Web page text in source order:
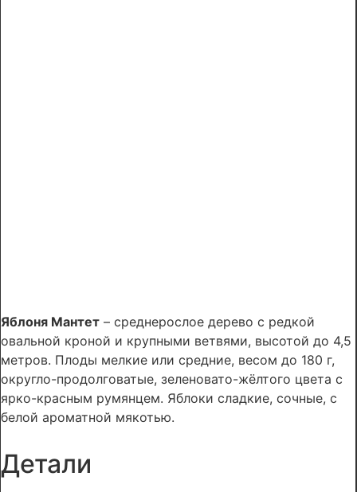
Яблоня Мантет – среднерослое дерево с редкой
овальной кроной и крупными ветвями, высотой до 4,5
метров. Плоды мелкие или средние, весом до 180 г,
округло-продолговатые, зеленовато-жёлтого цвета с
ярко-красным румянцем. Яблоки сладкие, сочные, с
белой ароматной мякотью.
Детали